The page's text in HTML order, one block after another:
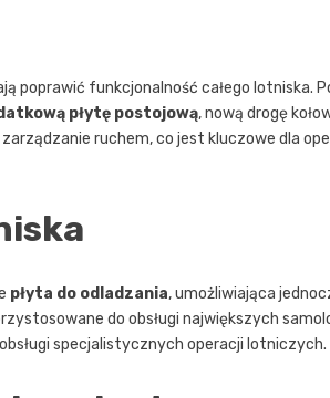
poprawić funkcjonalność całego lotniska.
płytę postojową, nową drogę
ruchem, co jest kluczowe dla
płyta do odladzania, umożliwiająca
do obsługi największych
specjalistycznych operacji lotniczych.